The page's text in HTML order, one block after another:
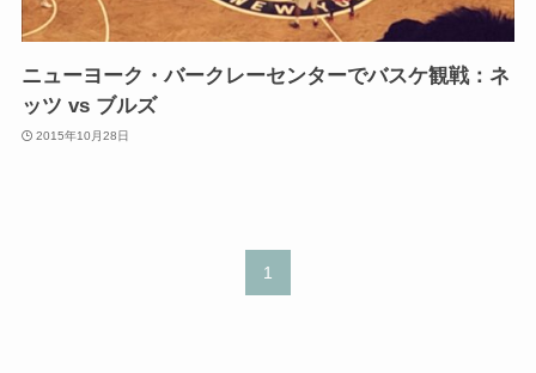
ニューヨーク・バークレーセンターでバスケ観戦：ネ
ッツ vs ブルズ
2015年10月28日
1